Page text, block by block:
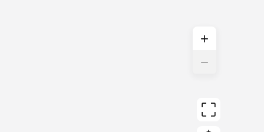
+
−